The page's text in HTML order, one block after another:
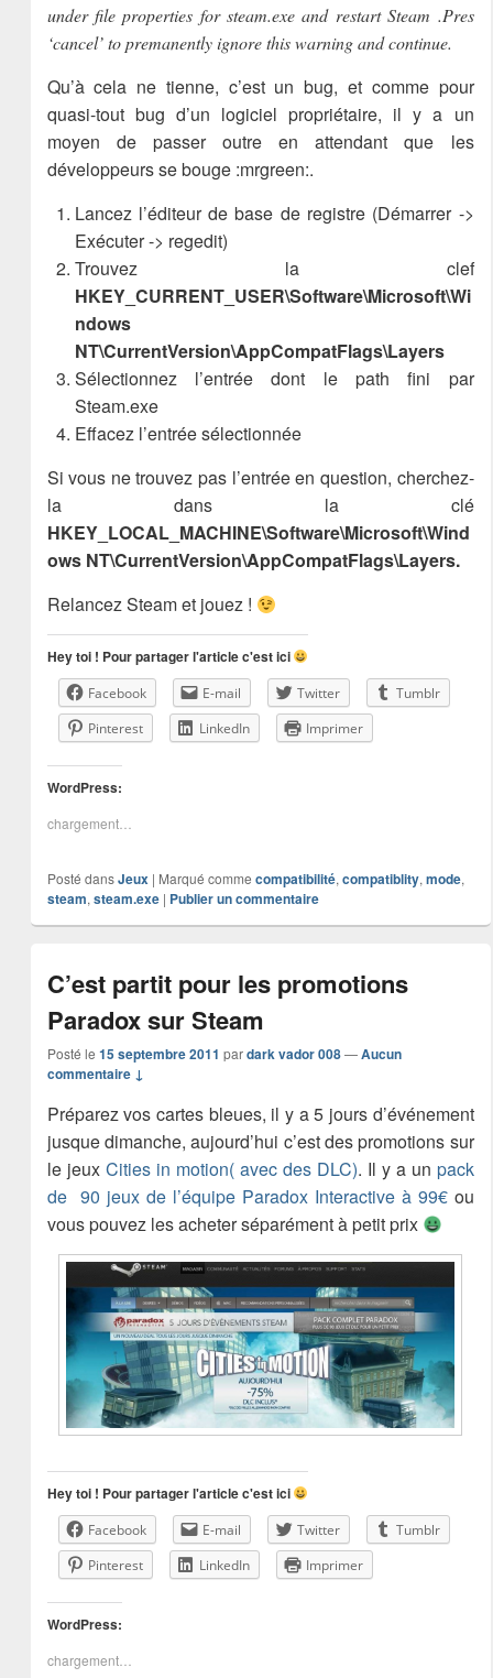
under file properties for steam.exe and restart Steam .Pres
‘cancel’ to premanently ignore this warning and continue.
Qu’à cela ne tienne, c’est un bug, et comme pour
quasi-tout bug d’un logiciel propriétaire, il y a un
moyen de passer outre en attendant que les
développeurs se bouge :mrgreen:.
Lancez l’éditeur de base de registre (Démarrer ->
Exécuter -> regedit)
Trouvez la clef
HKEY_CURRENT_USER\Software\Microsoft\Wi
ndows
NT\CurrentVersion\AppCompatFlags\Layers
Sélectionnez l’entrée dont le path fini par
Steam.exe
Effacez l’entrée sélectionnée
Si vous ne trouvez pas l’entrée en question, cherchez-
la dans la clé
HKEY_LOCAL_MACHINE\Software\Microsoft\Wind
ows NT\CurrentVersion\AppCompatFlags\Layers.
Relancez Steam et jouez !
Hey toi ! Pour partager l'article c'est ici
Facebook E-mail Twitter
Tumblr
Pinterest
LinkedIn Imprimer
WordPress:
chargement…
Posté dans Jeux | Marqué comme compatibilité, compatiblity, mode,
steam, steam.exe | Publier un commentaire
C’est partit pour les promotions
Paradox sur Steam
Posté le 15 septembre 2011 pardark vador 008 —Aucun
commentaire ↓
Préparez vos cartes bleues, il y a 5 jours d’événement
jusque dimanche, aujourd’hui c’est des promotions sur
le jeux Cities in motion( avec des DLC). Il y a un pack
de 90 jeux de l’équipe Paradox Interactive à 99€ou
vous pouvez les acheter séparément à petit prix
Hey toi ! Pour partager l'article c'est ici
Facebook E-mail Twitter
Tumblr
Pinterest
LinkedIn Imprimer
WordPress:
chargement…